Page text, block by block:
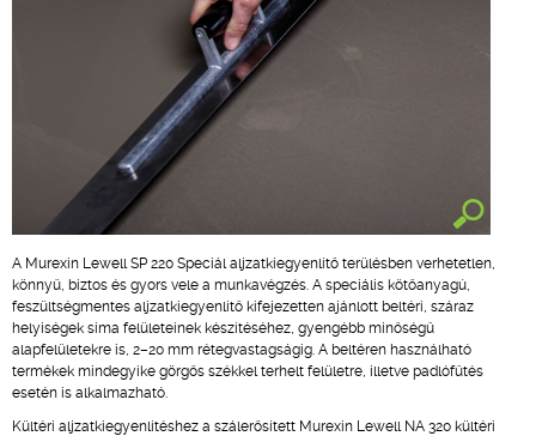
A Murexin Lewell SP 220 Speciál aljzatkiegyenlítő terülésben verhetetlen,
könnyű, biztos és gyors vele a munkavégzés. A speciális kötőanyagú,
feszültségmentes aljzatkiegyenlítő kifejezetten ajánlott beltéri, száraz
helyiségek sima felületeinek készítéséhez, gyengébb minőségű
alapfelületekre is, 2–20 mm rétegvastagságig. A beltéren használható
termékek mindegyike görgős székkel terhelt felületre, illetve padlófűtés
esetén is alkalmazható.
Kültéri aljzatkiegyenlítéshez a szálerősített Murexin Lewell NA 320 kültéri